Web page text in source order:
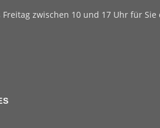
zwischen 10 und 17 Uhr für Sie